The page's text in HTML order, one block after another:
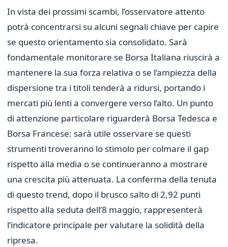
In vista dei prossimi scambi, l’osservatore attento
potrà concentrarsi su alcuni segnali chiave per capire
se questo orientamento sia consolidato. Sarà
fondamentale monitorare se Borsa Italiana riuscirà a
mantenere la sua forza relativa o se l’ampiezza della
dispersione tra i titoli tenderà a ridursi, portando i
mercati più lenti a convergere verso l’alto. Un punto
di attenzione particolare riguarderà Borsa Tedesca e
Borsa Francese: sarà utile osservare se questi
strumenti troveranno lo stimolo per colmare il gap
rispetto alla media o se continueranno a mostrare
una crescita più attenuata. La conferma della tenuta
di questo trend, dopo il brusco salto di 2,92 punti
rispetto alla seduta dell’8 maggio, rappresenterà
l’indicatore principale per valutare la solidità della
ripresa.